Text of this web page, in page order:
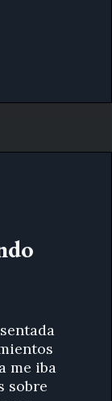
me iba
sobre